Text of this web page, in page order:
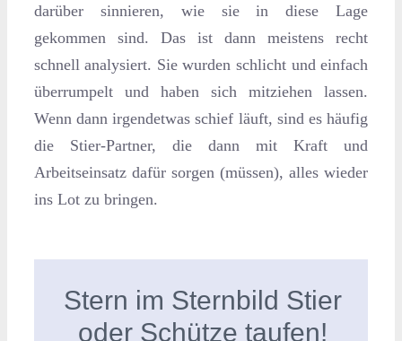
darüber sinnieren, wie sie in diese Lage
gekommen sind. Das ist dann meistens recht
schnell analysiert. Sie wurden schlicht und einfach
überrumpelt und haben sich mitziehen lassen.
Wenn dann irgendetwas schief läuft, sind es häufig
die Stier-Partner, die dann mit Kraft und
Arbeitseinsatz dafür sorgen (müssen), alles wieder
ins Lot zu bringen.
Stern im Sternbild Stier
oder Schütze taufen!